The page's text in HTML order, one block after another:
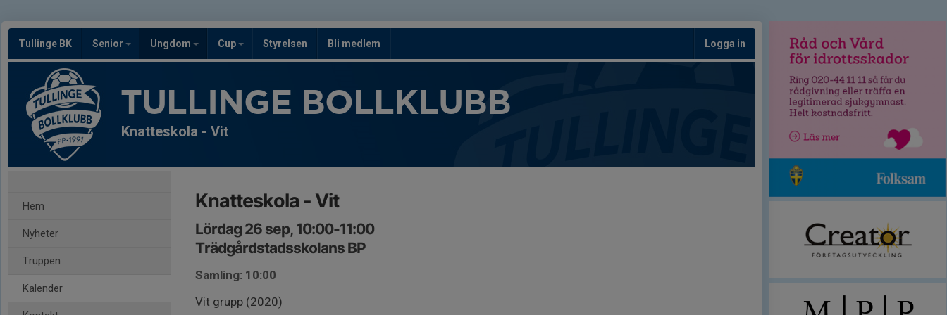
Tullinge BK Senior Ungdom Cup Styrelsen Bli medlem Logga in
TULLINGE BOLLKLUBB
Knatteskola - Vit
Hem
Nyheter
Truppen
Kalender
Knatteskola - Vit
Lördag 26 sep, 10:00-11:00
Trädgårdstadsskolans BP
Samling: 10:00
Vit grupp (2020)